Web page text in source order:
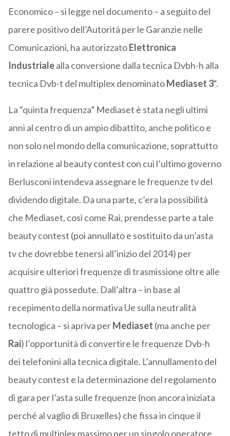
Economico – si legge nel documento – a seguito del
parere positivo dell’Autorità per le Garanzie nelle
Comunicazioni, ha autorizzatoElettronica
Industrialealla conversione dalla tecnica Dvbh-h alla
tecnica Dvb-t del multiplex denominatoMediaset 3“.
La “quinta frequenza” Mediaset è stata negli ultimi
anni al centro di un ampio dibattito, anche politico e
non solo nel mondo della comunicazione, soprattutto
in relazione al beauty contest con cui l’ultimo governo
Berlusconi intendeva assegnare le frequenze tv del
dividendo digitale. Da una parte, c’era la possibilità
che Mediaset, così come Rai, prendesse parte a tale
beauty contest (poi annullato e sostituito da un’asta
tv che dovrebbe tenersi all’inizio del 2014) per
acquisire ulteriori frequenze di trasmissione oltre alle
quattro già possedute. Dall’altra – in base al
recepimento della normativa Ue sulla neutralità
tecnologica – si apriva perMediaset (ma anche per
Rai) l’opportunità di convertire le frequenze Dvb-h
dei telefonini alla tecnica digitale. L’annullamento del
beauty contest e la determinazione del regolamento
di gara per l’asta sulle frequenze (non ancora iniziata
perché al vaglio di Bruxelles) che fissa in cinque il
tetto di multiplex massimo per un singolo operatore